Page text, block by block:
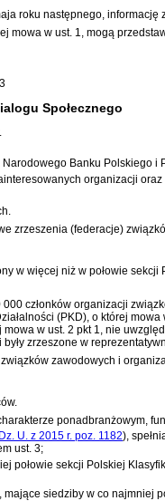
roku następnego, informację
w ust. 1, mogą
Społecznego
Banku Polskiego i
organizacji oraz
zrzeszenia (federacje)
w więcej niż w połowie
członków organizacji
(PKD), o której
w ust. 2 pkt 1, nie
zrzeszone w
zawodowych i
ponadbranżowym,
Dz. U. z 2015 r. poz. 1182),
ust. 3;
sekcji Polskiej
siedziby w co najmniej